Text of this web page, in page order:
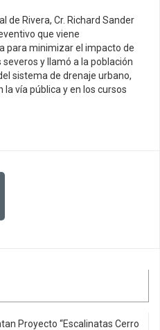
de Rivera, Cr. Richard Sander
que viene
para minimizar el impacto de
y llamó a la población
sistema de drenaje urbano,
vía pública y en los cursos
Proyecto “Escalinatas Cerro